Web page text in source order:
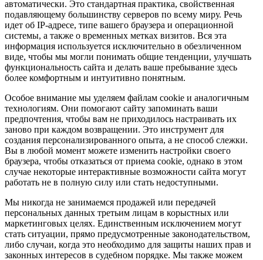
автоматически. Это стандартная практика, свойственная
подавляющему большинству серверов по всему миру. Речь
идет об IP-адресе, типе вашего браузера и операционной
системы, а также о временных метках визитов. Вся эта
информация используется исключительно в обезличенном
виде, чтобы мы могли понимать общие тенденции, улучшать
функциональность сайта и делать ваше пребывание здесь
более комфортным и интуитивно понятным.
Особое внимание мы уделяем файлам cookie и аналогичным
технологиям. Они помогают сайту запоминать ваши
предпочтения, чтобы вам не приходилось настраивать их
заново при каждом возвращении. Это инструмент для
создания персонализированного опыта, а не способ слежки.
Вы в любой момент можете изменить настройки своего
браузера, чтобы отказаться от приема cookie, однако в этом
случае некоторые интерактивные возможности сайта могут
работать не в полную силу или стать недоступными.
Мы никогда не занимаемся продажей или передачей
персональных данных третьим лицам в корыстных или
маркетинговых целях. Единственным исключением могут
стать ситуации, прямо предусмотренные законодательством,
либо случаи, когда это необходимо для защиты наших прав и
законных интересов в судебном порядке. Мы также можем